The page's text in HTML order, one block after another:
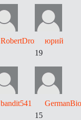
RobertDrori
юрий
19
bandit541
15